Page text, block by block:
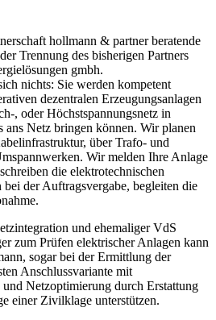
hollmann & partner beratende
Trennung des bisherigen Partners
gmbh.
nichts: Sie werden kompetent
dezentralen Erzeugungsanlagen
, oder Höchstspannungsnetz in
ans Netz bringen können. Wir planen
über Trafo- und
Wir melden Ihre Anlage
die elektrotechnischen
der Auftragsvergabe, begleiten die
und ehemaliger VdS
zum Prüfen elektrischer Anlagen kann
sogar bei der Ermittlung der
Anschlussvariante mit
und Netzoptimierung durch Erstattung
einer Zivilklage unterstützen.